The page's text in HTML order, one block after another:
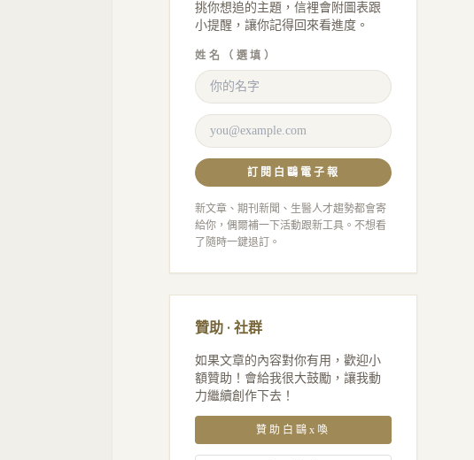
挑你想追的主題，信裡會附圖表跟
小提醒，讓你記得回來看進度。
姓名（選填）
訂閱白鷗電子報
新文章、期刊新聞、生醫人才趨勢都會寄
給你，偶爾補一下活動跟新工具。不想看
了隨時一鍵退訂。
贊助 · 社群
如果文章的內容對你有用，歡迎小
額贊助！會給我很大鼓勵，讓我動
力繼續創作下去！
贊助白鷗x喚